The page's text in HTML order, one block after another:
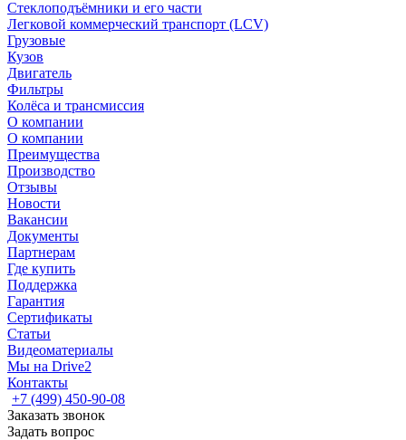
Стеклоподъёмники и его части
Легковой коммерческий транспорт (LCV)
Грузовые
Кузов
Двигатель
Фильтры
Колёса и трансмиссия
О компании
О компании
Преимущества
Производство
Отзывы
Новости
Вакансии
Документы
Партнерам
Где купить
Поддержка
Гарантия
Сертификаты
Статьи
Видеоматериалы
Мы на Drive2
Контакты
+7 (499) 450-90-08
Заказать звонок
Задать вопрос